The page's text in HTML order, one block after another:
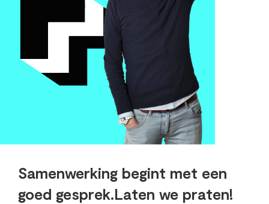
Samenwerking begint met een
goed gesprek.Laten we praten!